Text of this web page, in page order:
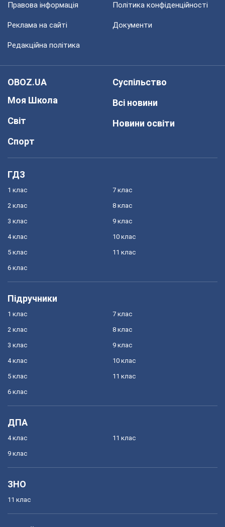
Правова інформація Політика конфіденційності
Реклама на сайті Документи
Редакційна політика
OBOZ.UA
Моя Школа
Світ
Спорт
Суспільство
Всі новини
Новини освіти
ГДЗ
1 клас
2 клас
3 клас
4 клас
5 клас
6 клас
7 клас
8 клас
9 клас
10 клас
11 клас
Підручники
1 клас
2 клас
3 клас
4 клас
5 клас
6 клас
7 клас
8 клас
9 клас
10 клас
11 клас
ДПА
4 клас
9 клас
11 клас
ЗНО
11 клас